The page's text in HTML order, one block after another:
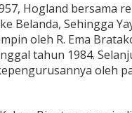
Hogland bersama
Belanda, Sehingga
oleh R. Ema
tahun 1984.
oleh